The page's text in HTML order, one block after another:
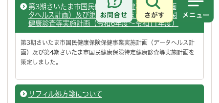
さがす
第3期さいたま市国民健康保険保健事業実施計画（デー
タヘルス計画）及び第4期さいたま市国民健康保険特定
健康診査等実施計画（令和6年度～令和11年度）
第3期さいたま市国民健康保険保健事業実施計画（データヘルス計
画）及び第4期さいたま市国民健康保険特定健康診査等実施計画を
策定しました。
リフィル処方箋について